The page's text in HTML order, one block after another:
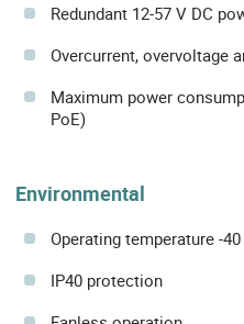
Redundant 12-57 V DC
Overcurrent, overvoltage
Maximum power
PoE)
Environmental
Operating temperature -40
IP40 protection